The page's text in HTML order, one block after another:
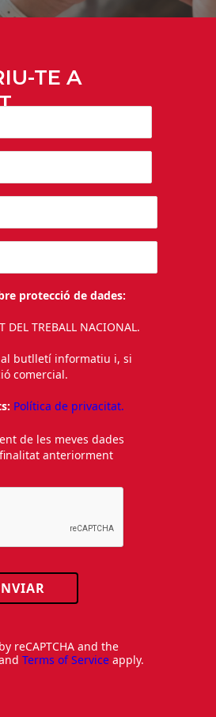
TE A
protecció de dades:
DEL TREBALL NACIONAL.
butlletí informatiu i, si
comercial.
Política de privacitat.
de les meves dades
anteriorment
reCAPTCHA and the
Terms of Service apply.